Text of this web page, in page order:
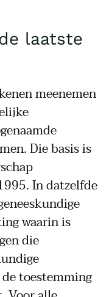
laatste
meenemen
Die basis is
In datzelfde
waarin is
die
toestemming